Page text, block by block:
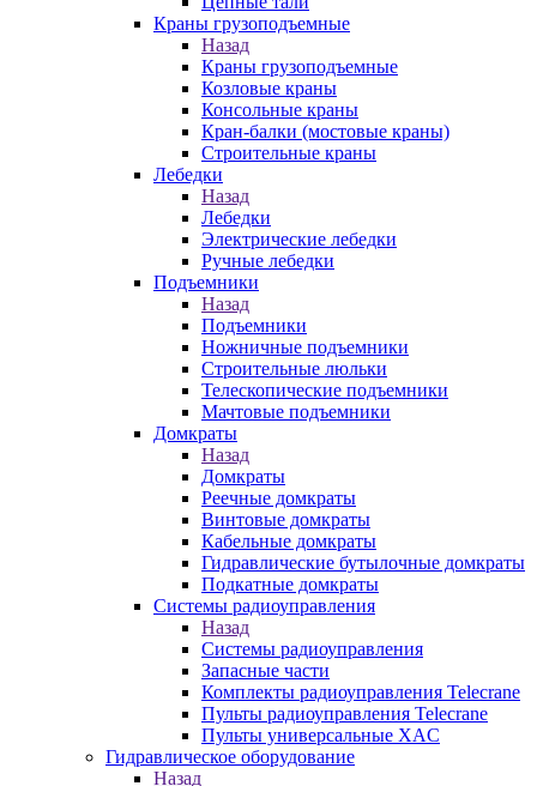
Краны грузоподъемные
Назад
Краны грузоподъемные
Козловые краны
Консольные краны
Кран-балки (мостовые краны)
Строительные краны
Лебедки
Назад
Лебедки
Электрические лебедки
Ручные лебедки
Подъемники
Назад
Подъемники
Ножничные подъемники
Строительные люльки
Телескопические подъемники
Мачтовые подъемники
Домкраты
Назад
Домкраты
Реечные домкраты
Винтовые домкраты
Кабельные домкраты
Гидравлические бутылочные домкраты
Подкатные домкраты
Системы радиоуправления
Назад
Системы радиоуправления
Запасные части
Комплекты радиоуправления Telecrane
Пульты радиоуправления Telecrane
Пульты универсальные XAC
Гидравлическое оборудование
Назад